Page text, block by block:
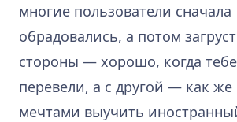
многие пользователи сначала
обрадовались, а потом
стороны — хорошо, когда
перевели, а с другой — как же
мечтами выучить